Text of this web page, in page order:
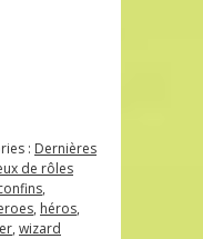
: Dernières
de rôles
,
, héros,
, wizard